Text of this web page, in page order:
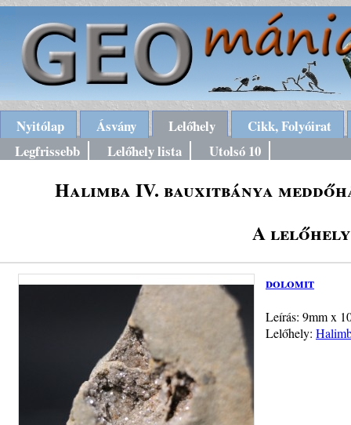
Nyitólap Ásvány Lelőhely
Cikk, Folyóirat
Legfrissebb
Lelőhely lista Utolsó 10
Halimba IV. bauxitbánya
A lelőhely
dolomit
Leírás: 9mm x
Lelőhely: